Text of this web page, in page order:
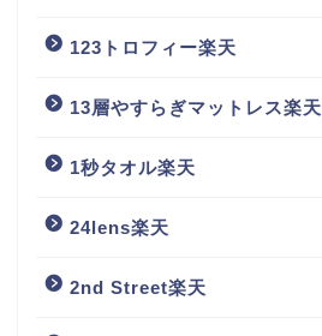
123トロフィー楽天
13層やすらぎマットレス楽天
1秒タオル楽天
24lens楽天
2nd Street楽天